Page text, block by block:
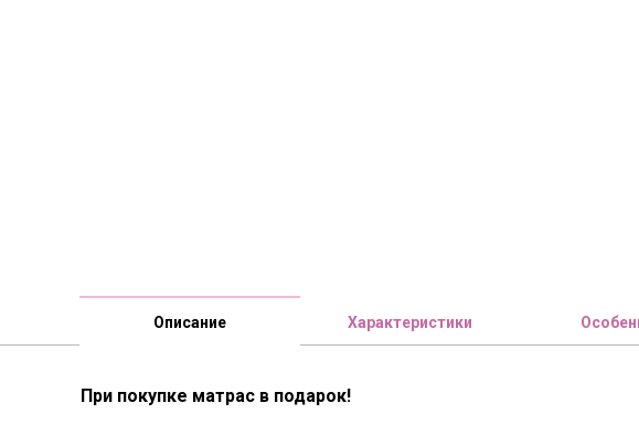
Описание Характеристики
При покупке матрас в подарок!